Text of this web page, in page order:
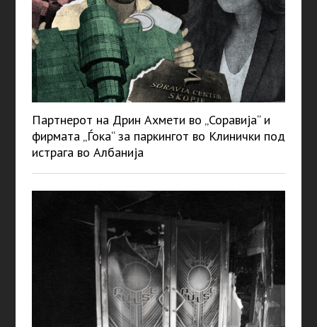
Партнерот на Дрин Ахмети во „Соравија“ и
фирмата „Ѓока“ за паркингот во Клинички под
истрага во Албанија